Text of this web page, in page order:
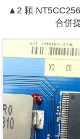
▲2 顆
合併